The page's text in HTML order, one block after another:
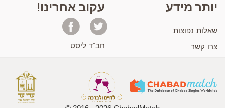
יותר מידע
שאלות נפוצות
צרו קשר
עקוב אחרינו!
חב"ד ליסט